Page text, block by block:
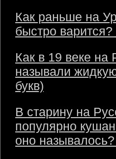
Как раньше на
быстро варится?
Как в 19 веке на
называли
букв)
В старину на
популярно
оно называлось?